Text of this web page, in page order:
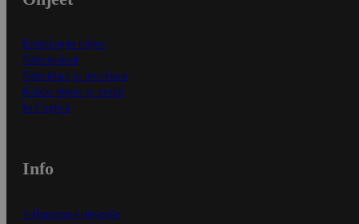
Ensitilaajan ohjeet
Näin maksat
Näin tilaat ja muokkaat
Kaikki ohjeet ja vinkit
In English
Info
S-Business yrityksille